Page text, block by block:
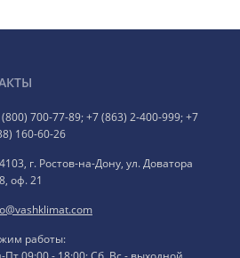
700-77-89; +7 (863) 2-400-999; +7
160-60-26
г. Ростов-на-Дону, ул. Доватора
оф. 21
работы: